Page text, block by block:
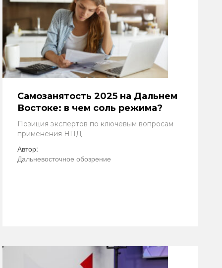
Самозанятость 2025 на Дальнем
Востоке: в чем соль режима?
Позиция экспертов по ключевым вопросам
применения НПД
Автор:
Дальневосточное обозрение